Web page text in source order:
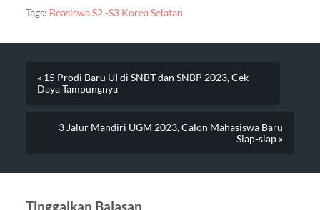
Tags: Beasiswa S2 -S3 Korea Selatan
« 15 Prodi Baru UI di SNBT dan SNBP 2023, Cek
Daya Tampungnya
3 Jalur Mandiri UGM 2023, Calon Mahasiswa Baru
Siap-siap »
Tinggalkan Balasan